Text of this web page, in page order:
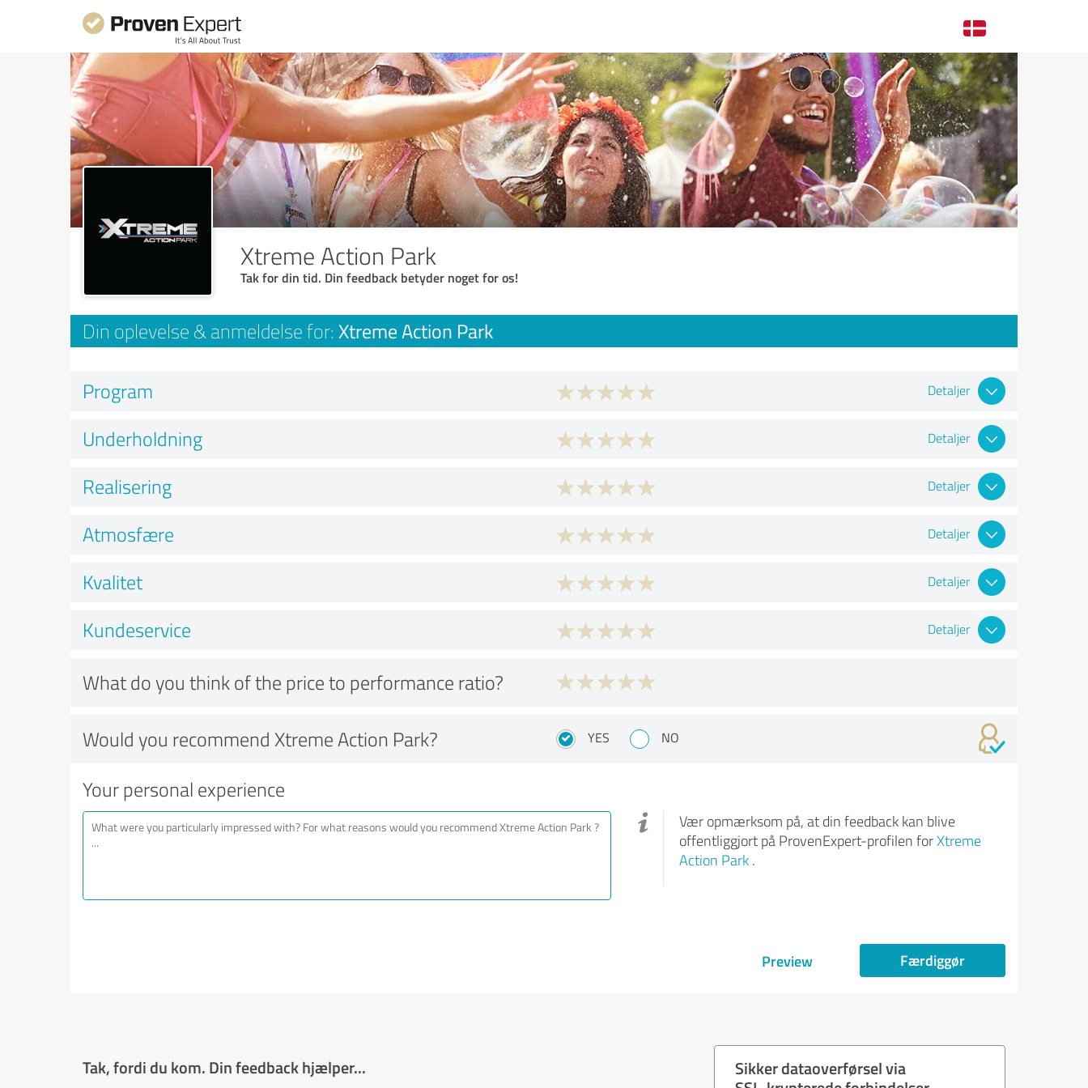
Xtreme Action Park
Tak for din tid. Din feedback betyder noget for os!
Din oplevelse & anmeldelse for: Xtreme Action Park
Program Detaljer
Underholdning Detaljer
Realisering Detaljer
Atmosfære Detaljer
Kvalitet Detaljer
Kundeservice Detaljer
What do you think of the price to performance ratio?
Would you recommend Xtreme Action Park? YES NO
Your personal experience
Vær opmærksom på, at din feedback kan blive
offentliggjort på ProvenExpert-profilen forXtreme
Action Park.
Preview Færdiggør
Tak, fordi du kom. Din feedback hjælper...
Sikker dataoverførsel via